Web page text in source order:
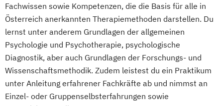
Fachwissen sowie Kompetenzen, die die Basis für alle in
Österreich anerkannten Therapiemethoden darstellen. Du
lernst unter anderem Grundlagen der allgemeinen
Psychologie und Psychotherapie, psychologische
Diagnostik, aber auch Grundlagen der Forschungs- und
Wissenschaftsmethodik. Zudem leistest du ein Praktikum
unter Anleitung erfahrener Fachkräfte ab und nimmst an
Einzel- oder Gruppenselbsterfahrungen sowie